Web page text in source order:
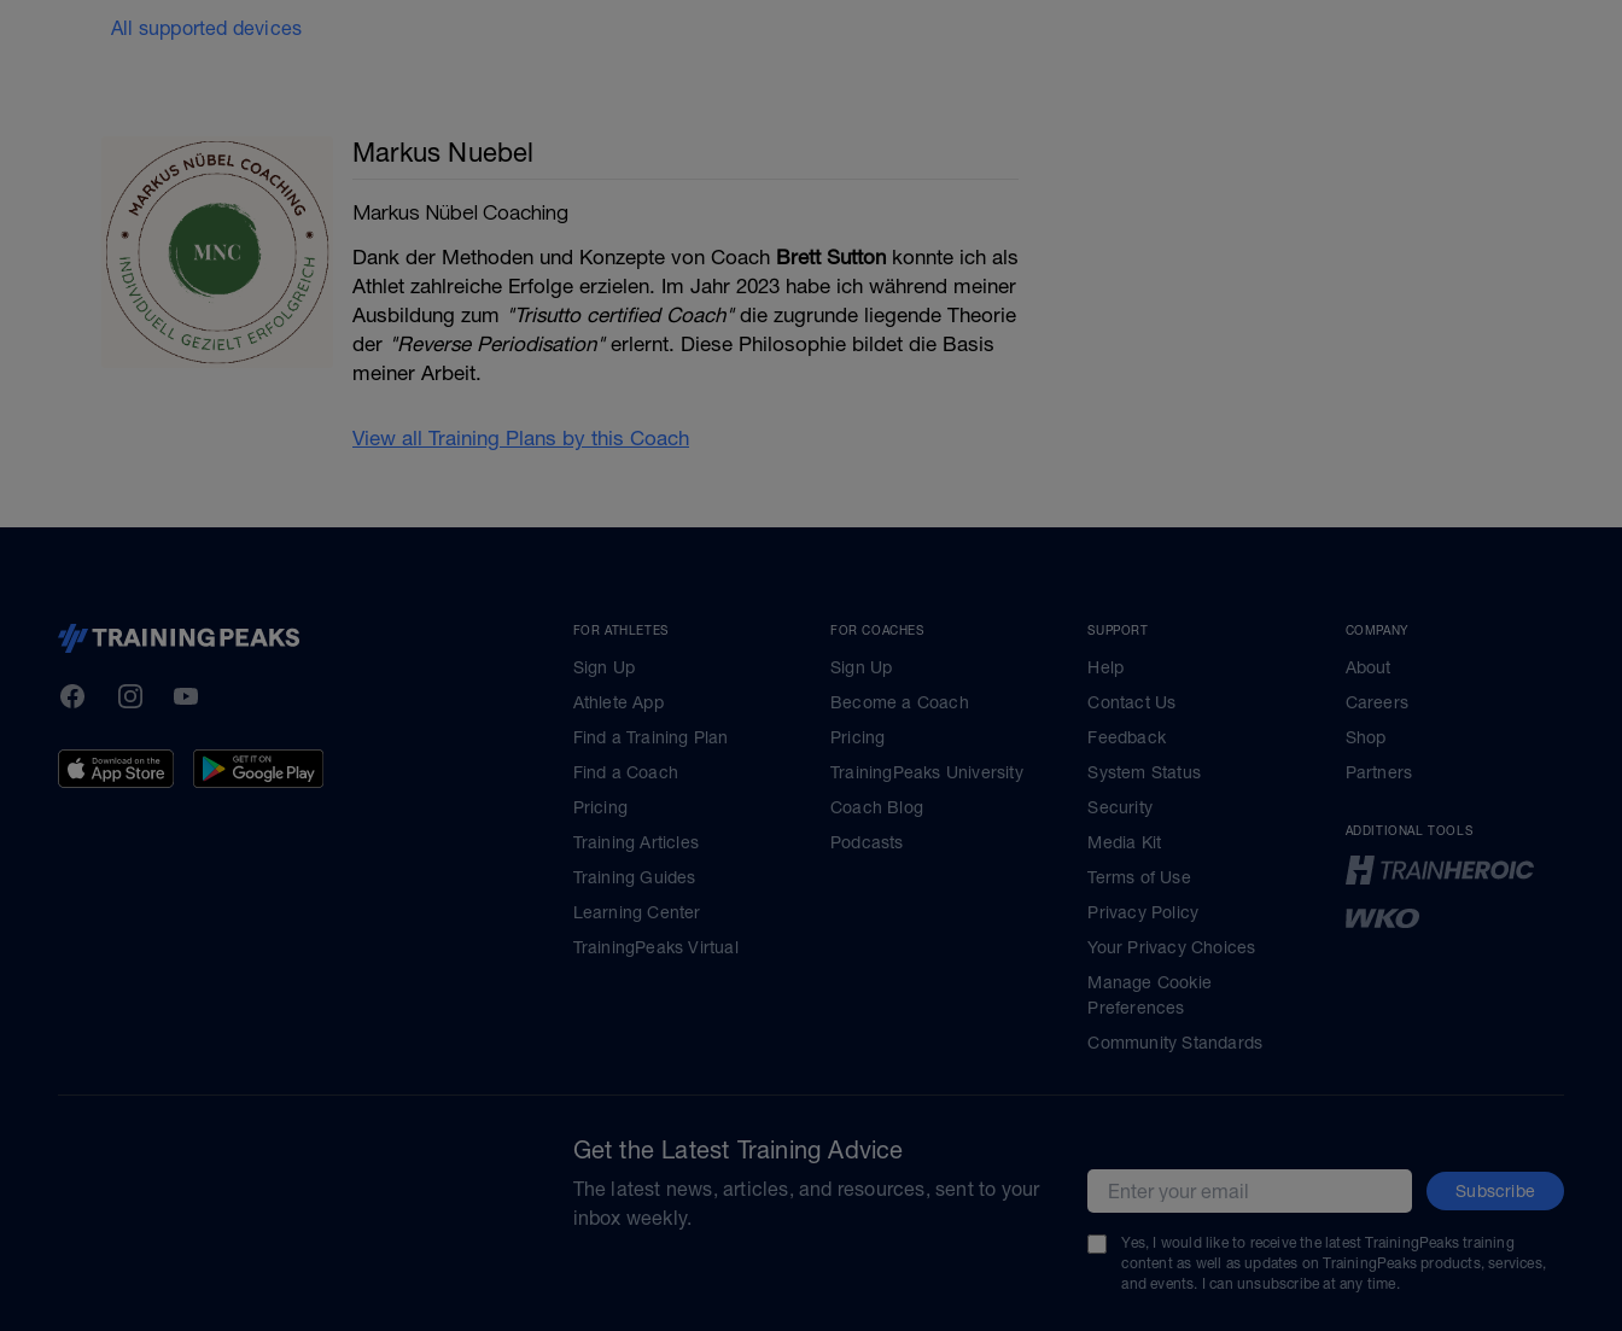
All supported devices
Markus Nuebel
Markus Nübel Coaching
Dank der Methoden und Konzepte von Coach Brett Sutton konnte ich als
Athlet zahlreiche Erfolge erzielen. Im Jahr 2023 habe ich während meiner
Ausbildung zum "Trisutto certified Coach"die zugrunde liegende Theorie
der "Reverse Periodisation"erlernt. Diese Philosophie bildet die Basis
meiner Arbeit.
View all Training Plans by this Coach
TrainingPeaks
FacebookInstagramYoutube
FOR ATHLETES
Sign Up
Athlete App
Find a Training Plan
Find a Coach
Pricing
Training Articles
Training Guides
Learning Center
TrainingPeaks Virtual
FOR COACHES
Sign Up
Become a Coach
Pricing
TrainingPeaks University
Coach Blog
Podcasts
SUPPORT
Help
Contact Us
Feedback
System Status
Security
Media Kit
Terms of Use
Privacy Policy
Your Privacy Choices
Manage Cookie
Preferences
Community Standards
COMPANY
About
Careers
Shop
Partners
ADDITIONAL TOOLS
Get the Latest Training Advice
The latest news, articles, and resources, sent to your
inbox weekly.
Email address Subscribe
Yes, I would like to receive the latest TrainingPeaks training
content as well as updates on TrainingPeaks products, services,
and events. I can unsubscribe at any time.